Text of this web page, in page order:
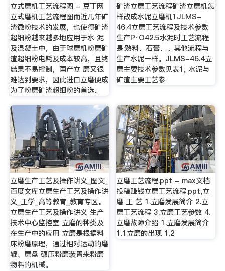
立式磨机工艺流程图 - 豆丁网
立式磨机工艺流程图而近几年矿
渣微粉技术的发展，也使得矿渣
超细粉越来越多地应用于水 泥
及混凝土中，由于球磨机粉磨矿
渣超细粉电耗及成本较高，且终
结果不易控制，国产立 磨又很
难达到要求，因此进口立磨便成
为了粉磨矿渣超细粉的首选。
矿渣立磨工艺流程矿渣立磨机怎
样改成水泥立磨机1JLMS-
46.4立磨工艺流程及技术参数
生产P·O42.5水泥时工艺流程
是:熟料、石膏、。其他流程与
生产水泥一样。JLMS-46.4立
磨主要技术参数见表1, 水泥与
矿渣主要工艺参
立磨生产工艺及操作讲义_图文_
百度文库立磨生产工艺及操作讲
义_工学_高等教育_教育专区。
立磨生产工艺及操作讲义 生产
技术中心监控室 立磨的种类及
在生产中的应用 立磨是根据料
床粉磨原理，通过相对运动的磨
辊、磨盘 碾压粉磨装置来粉磨
物料的机械。
立磨工艺流程.ppt - max文档
投稿赚钱立磨工艺流程.ppt,立
磨 工 艺 1.立磨发展简介 2.立
磨工艺流程 3.立磨工艺参数 4.
立磨故障介绍 1.立磨发展简介
1.1立磨的出现 1.2